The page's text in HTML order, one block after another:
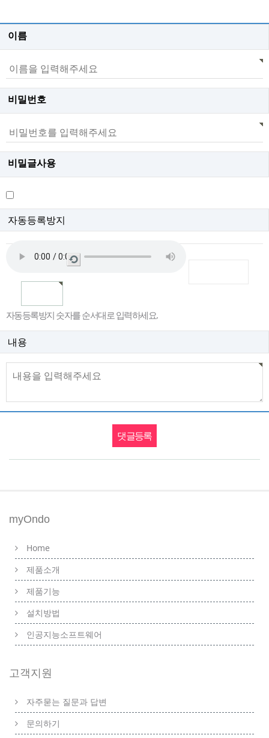
이름
비밀번호
비밀글사용
자동등록방지
새
자동등록방지 숫자를 순서대로 입력하세요.
내용
myOndo
Home
제품소개
제품기능
설치방법
인공지능소프트웨어
고객지원
자주묻는 질문과 답변
문의하기